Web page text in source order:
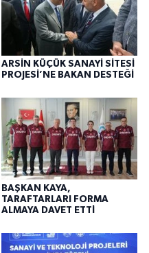
ARSİN KÜÇÜK SANAYİ SİTESİ
PROJESİ’NE BAKAN DESTEĞİ
BAŞKAN KAYA,
TARAFTARLARI FORMA
ALMAYA DAVET ETTİ